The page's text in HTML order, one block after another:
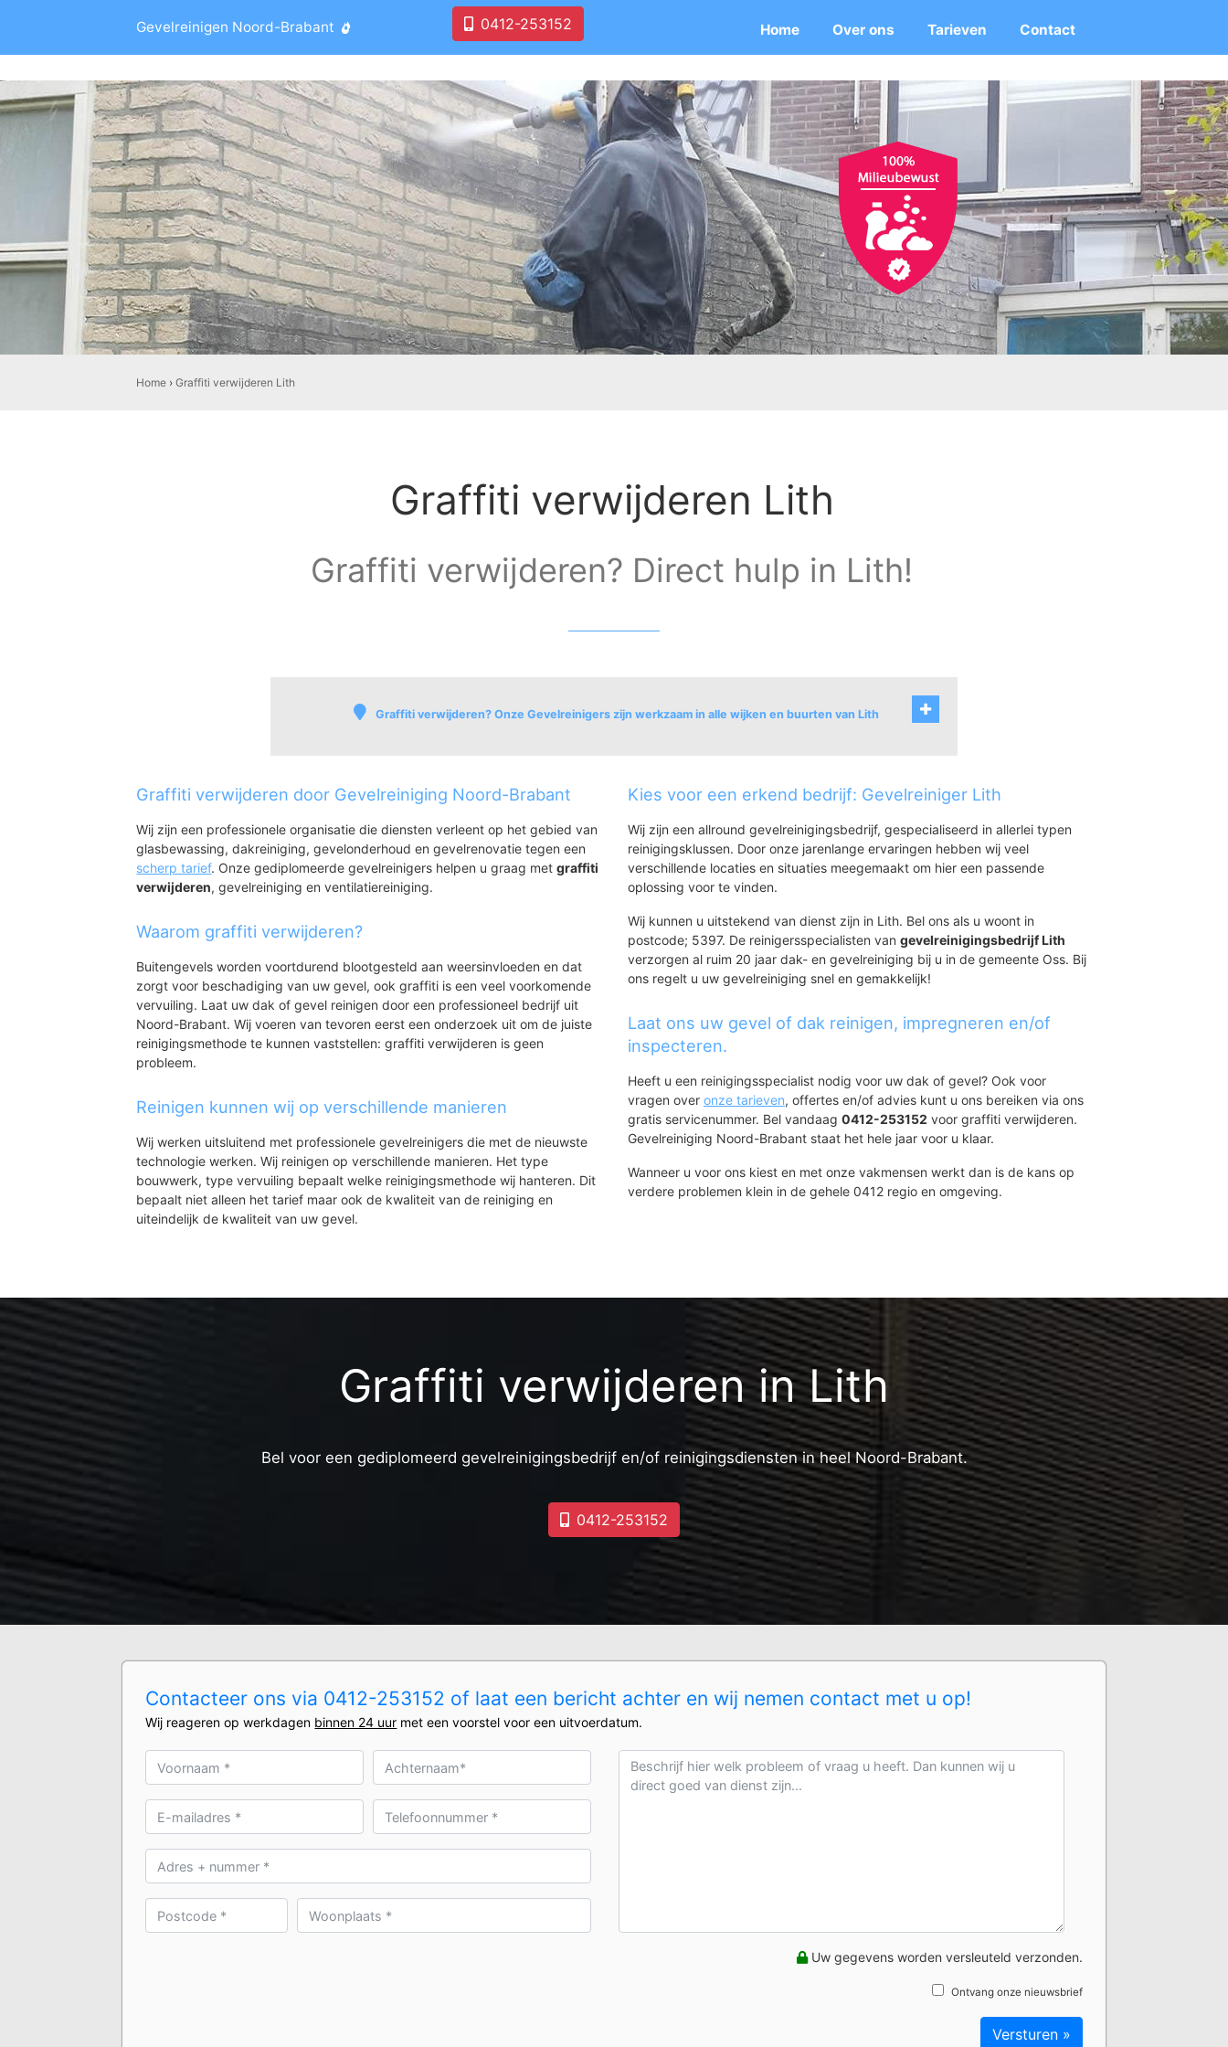
Gevelreinigen Noord-Brabant 0412-253152 Home Over ons Tarieven Contact
Home ›Graffiti verwijderen Lith
Graffiti verwijderen Lith
Graffiti verwijderen? Direct hulp in Lith!
Graffiti verwijderen? Onze Gevelreinigers zijn werkzaam in alle wijken en buurten van Lith
Lith
Graffiti verwijderen door Gevelreiniging Noord-Brabant
Wij zijn een professionele organisatie die diensten verleent op het gebied van
glasbewassing, dakreiniging, gevelonderhoud en gevelrenovatie tegen een
scherp tarief. Onze gediplomeerde gevelreinigers helpen u graag metgraffiti
verwijderen, gevelreiniging en ventilatiereiniging.
Waarom graffiti verwijderen?
Buitengevels worden voortdurend blootgesteld aan weersinvloeden en dat
zorgt voor beschadiging van uw gevel, ook graffiti is een veel voorkomende
vervuiling. Laat uw dak of gevel reinigen door een professioneel bedrijf uit
Noord-Brabant. Wij voeren van tevoren eerst een onderzoek uit om de juiste
reinigingsmethode te kunnen vaststellen: graffiti verwijderen is geen
probleem.
Reinigen kunnen wij op verschillende manieren
Wij werken uitsluitend met professionele gevelreinigers die met de nieuwste
technologie werken. Wij reinigen op verschillende manieren. Het type
bouwwerk, type vervuiling bepaalt welke reinigingsmethode wij hanteren. Dit
bepaalt niet alleen het tarief maar ook de kwaliteit van de reiniging en
uiteindelijk de kwaliteit van uw gevel.
Kies voor een erkend bedrijf: Gevelreiniger Lith
Wij zijn een allround gevelreinigingsbedrijf, gespecialiseerd in allerlei typen
reinigingsklussen. Door onze jarenlange ervaringen hebben wij veel
verschillende locaties en situaties meegemaakt om hier een passende
oplossing voor te vinden.
Wij kunnen u uitstekend van dienst zijn in Lith. Bel ons als u woont in
postcode; 5397. De reinigersspecialisten van gevelreinigingsbedrijf Lith
verzorgen al ruim 20 jaar dak- en gevelreiniging bij u in de gemeente Oss. Bij
ons regelt u uw gevelreiniging snel en gemakkelijk!
Laat ons uw gevel of dak reinigen, impregneren en/of
inspecteren.
Heeft u een reinigingsspecialist nodig voor uw dak of gevel? Ook voor
vragen over onze tarieven, offertes en/of advies kunt u ons bereiken via ons
gratis servicenummer. Bel vandaag 0412-253152 voor graffiti verwijderen.
Gevelreiniging Noord-Brabant staat het hele jaar voor u klaar.
Wanneer u voor ons kiest en met onze vakmensen werkt dan is de kans op
verdere problemen klein in de gehele 0412 regio en omgeving.
Graffiti verwijderen in Lith
Bel voor een gediplomeerd gevelreinigingsbedrijf en/of reinigingsdiensten in heel Noord-Brabant.
0412-253152
Contacteer ons via 0412-253152 of laat een bericht achter en wij nemen contact met u op!
Wij reageren op werkdagen binnen 24 uur met een voorstel voor een uitvoerdatum.
Uw gegevens worden versleuteld verzonden.
Ontvang onze nieuwsbrief